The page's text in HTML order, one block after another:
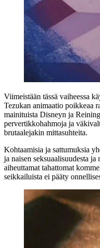
Viimeistään tässä vaiheessa
Tezukan animaatio poikkeaa
mainituista Disneyn ja
pervertikkohahmoja ja
brutaalejakin mittasuhteita.
Kohtaamisia ja sattumuksia
ja naisen seksuaalisuudesta
aiheuttamat tahattomat
seikkailuista ei pääty